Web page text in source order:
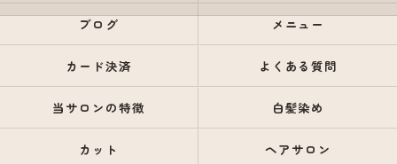
ブログ メニュー
カード決済 よくある質問
当サロンの特徴 白髪染め
カット ヘアサロン